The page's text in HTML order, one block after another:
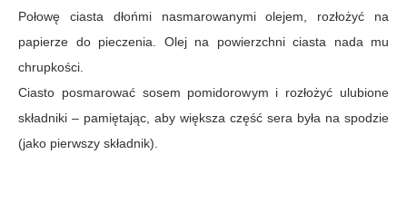
Połowę ciasta dłońmi nasmarowanymi olejem, rozłożyć na
papierze do pieczenia. Olej na powierzchni ciasta nada mu
chrupkości.
Ciasto posmarować sosem pomidorowym i rozłożyć ulubione
składniki – pamiętając, aby większa część sera była na spodzie
(jako pierwszy składnik).